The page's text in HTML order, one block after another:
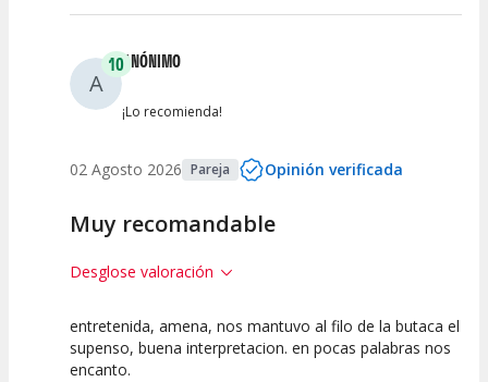
A
10ANÓNIMO
¡Lo recomienda!
02 Agosto 2026 Pareja Opinión verificada
Muy recomandable
Desglose valoración
10
Calidad del
10 10
entretenida, amena, nos mantuvo al filo de la butaca el
supenso, buena interpretacion. en pocas palabras nos
encanto.